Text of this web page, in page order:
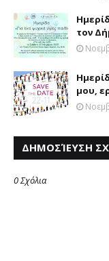
τον
μου,
ΔΗΜΟΣΊΕΥΣΗ
0 Σχόλια